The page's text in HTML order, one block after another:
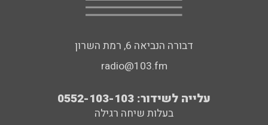
דבורה הנביאה 6, רמת השרון
radio@103.fm
עלייה לשידור: 0552-103-103
בעלות שיחה רגילה